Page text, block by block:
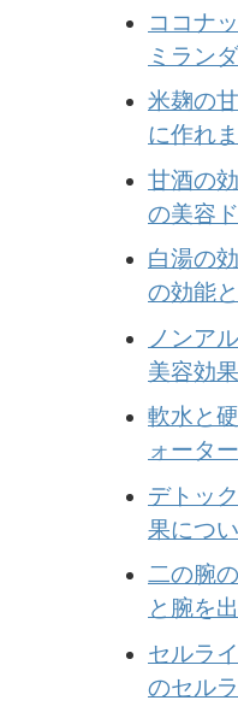
ココナ
ミラン
米麹の
に作れ
甘酒の
の美容ド
白湯の
の効能
ノンア
美容効
軟水と
ォータ
デトッ
果につ
二の腕
と腕を
セルラ
のセル